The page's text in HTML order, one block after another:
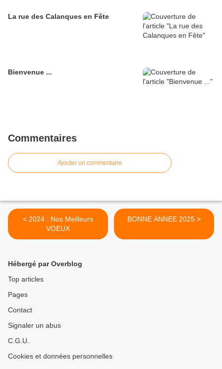
La rue des Calanques en Fête
Bienvenue ...
Commentaires
Ajouter un commentaire
< 2024 : Nos Meilleurs
VOEUX
BONNE ANNEE 2025 >
Hébergé par Overblog
Top articles
Pages
Contact
Signaler un abus
C.G.U.
Cookies et données personnelles